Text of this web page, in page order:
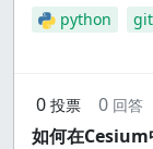
python
0 投票 0 回答
如何在Cesium